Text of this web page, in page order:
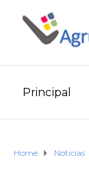
Principal
Home Noticias